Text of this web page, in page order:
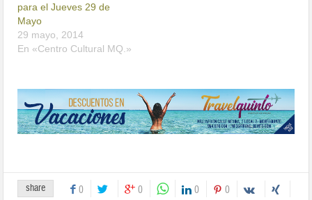
para el Jueves 29 de
Mayo
29 mayo, 2014
En «Centro Cultural MQ.»
share 0 0 0 0